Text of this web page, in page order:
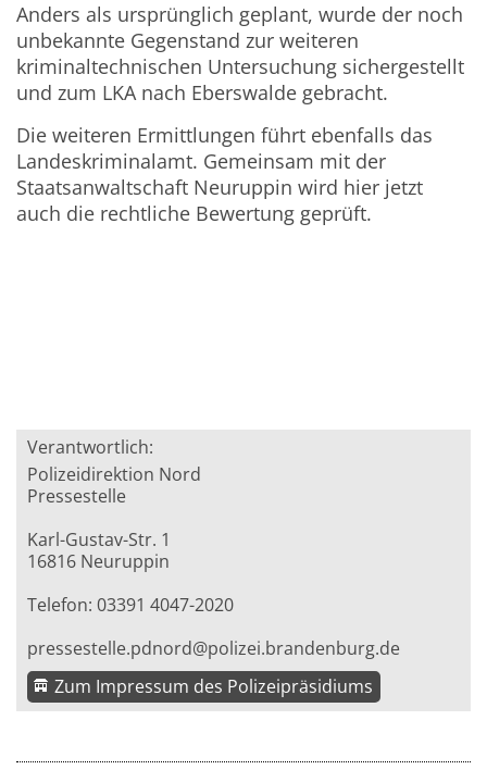
Anders als ursprünglich geplant, wurde der noch
unbekannte Gegenstand zur weiteren
kriminaltechnischen Untersuchung sichergestellt
und zum LKA nach Eberswalde gebracht.
Die weiteren Ermittlungen führt ebenfalls das
Landeskriminalamt. Gemeinsam mit der
Staatsanwaltschaft Neuruppin wird hier jetzt
auch die rechtliche Bewertung geprüft.
Verantwortlich:
Polizeidirektion Nord
Pressestelle
Karl-Gustav-Str. 1
16816 Neuruppin
Telefon: 03391 4047-2020
pressestelle.pdnord@polizei.brandenburg.de
Zum Impressum des Polizeipräsidiums